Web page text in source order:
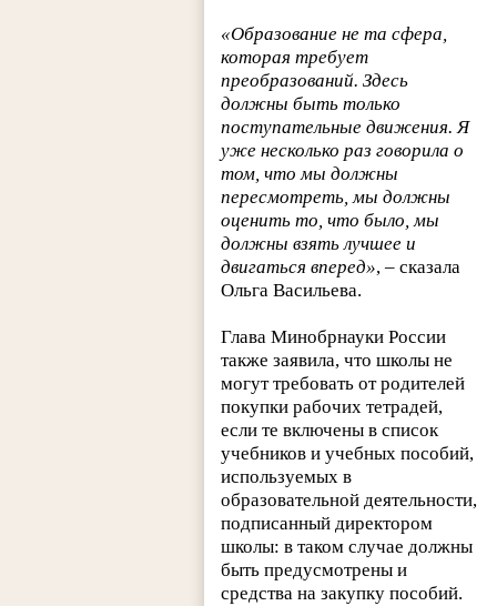
«Образование не та сфера,
которая требует
преобразований. Здесь
должны быть только
поступательные движения. Я
уже несколько раз говорила о
том, что мы должны
пересмотреть, мы должны
оценить то, что было, мы
должны взять лучшее и
двигаться вперед», – сказала
Ольга Васильева.
Глава Минобрнауки России
также заявила, что школы не
могут требовать от родителей
покупки рабочих тетрадей,
если те включены в список
учебников и учебных пособий,
используемых в
образовательной деятельности,
подписанный директором
школы: в таком случае должны
быть предусмотрены и
средства на закупку пособий.